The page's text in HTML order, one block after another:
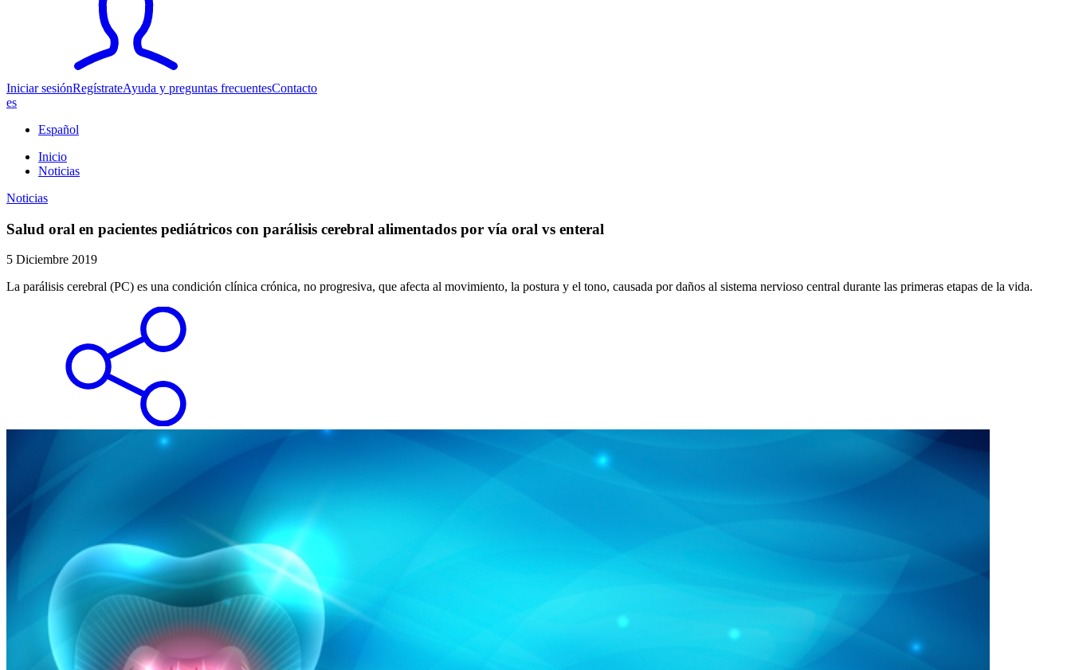
Iniciar sesiónRegístrateAyuda y preguntas frecuentesContacto
es
Español
Inicio
Noticias
Noticias
Salud oral en pacientes pediátricos con parálisis cerebral alimentados por vía oral vs enteral
5 Diciembre 2019
La parálisis cerebral (PC) es una condición clínica crónica, no progresiva, que afecta al movimiento, la postura y el tono, causada por daños al sistema nervioso central durante las primeras etapas de la vida.